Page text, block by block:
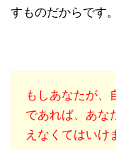
すものだからです。
もしあなたが、
であれば、あな
えなくてはいけ